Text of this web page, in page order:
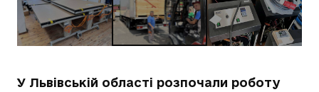
У Львівській області розпочали роботу